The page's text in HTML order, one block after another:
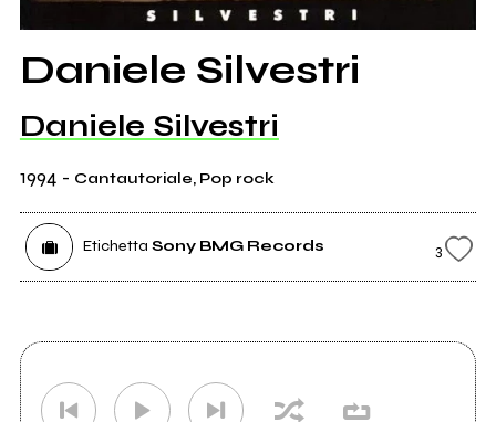
Daniele Silvestri
Daniele Silvestri
1994 - Cantautoriale, Pop rock
Etichetta Sony BMG Records 3